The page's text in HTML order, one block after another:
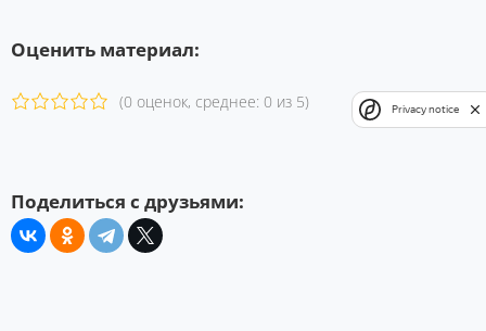
Оценить материал:
(0 оценок, среднее: 0 из 5)
Поделиться с друзьями:
Privacy notice